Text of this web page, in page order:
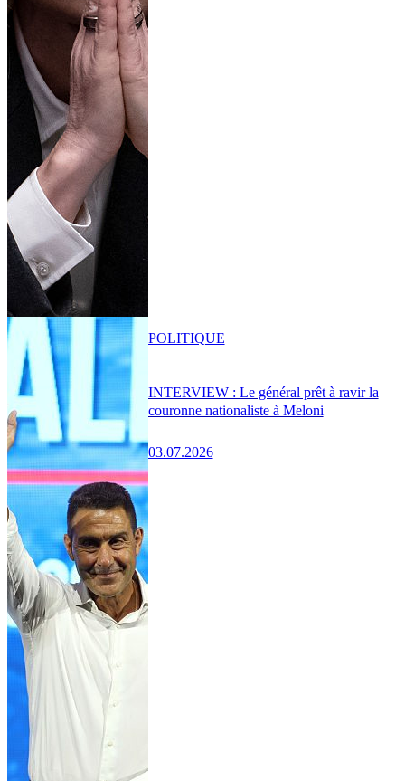
INTERVIEW : Le général prêt à ravir la
couronne nationaliste à Meloni
03.07.2026
POLITIQUE